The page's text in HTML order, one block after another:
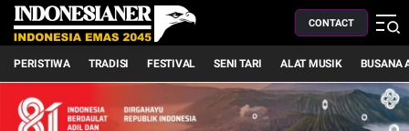
CONTACT
PERISTIWA TRADISI FESTIVAL SENI TARI ALAT MUSIK BUSANA